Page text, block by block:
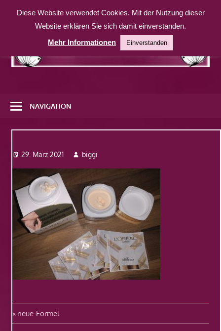
Inhalt
weitere
Website
NAVIGATION
29. März 2021 biggi
Beitragsnavigation
Vorheriger
Beitrag:
neue-Formel
Diese Website verwendet Cookies. Mit der Nutzung dieser
Website erklären Sie sich damit einverstanden.
Mehr Informationen
Einverstanden